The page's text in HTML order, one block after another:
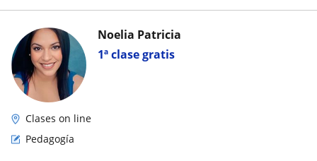
1ª clase gratis
Noelia Patricia
Clases on line
Pedagogía